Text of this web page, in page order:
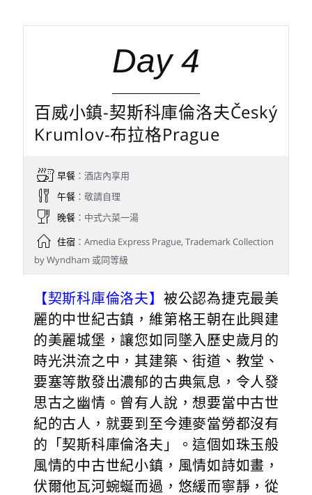
Day 4
百威小鎮-契斯科庫倫洛夫Český
Krumlov-布拉格Prague
早餐：酒店內享用
午餐：敬請自理
晚餐：中式六菜一湯
住宿：Amedia Express Prague, Trademark Collection
by Wyndham 或同等級
【契斯科庫倫洛夫】 被公認為捷克最美
麗的中世紀古鎮，維第格王朝在此興建
的美麗城堡，讓您如同墜入歷史歲月的
時光洪流之中，其建築、街道、教堂、
要塞等散發出濃郁的古典氣息，令人發
思古之幽情。曾有人說，想要當中古世
紀的古人，就要到至今連麥當勞都沒有
的「契斯科庫倫洛夫」。這個如珠玉般
風情的中古世紀小鎮，風情如詩如畫，
伏爾他瓦河蜿蜒而過，悠緩而寧靜，從